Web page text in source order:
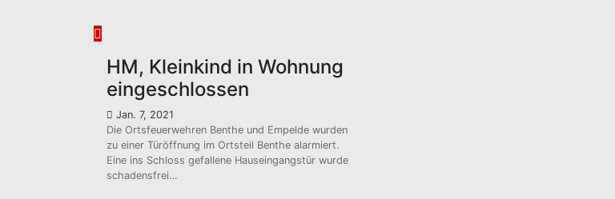
HM, Kleinkind in Wohnung
eingeschlossen
Jan. 7, 2021
Die Ortsfeuerwehren Benthe und Empelde wurden
zu einer Türöffnung im Ortsteil Benthe alarmiert.
Eine ins Schloss gefallene Hauseingangstür wurde
schadensfrei…